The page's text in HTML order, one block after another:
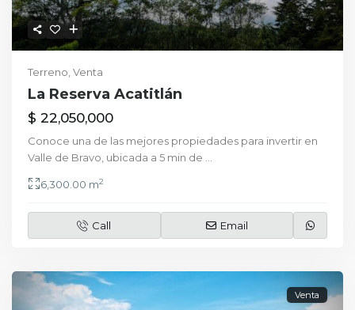
Terreno ,Venta
La Reserva Acatitlán
$ 22,050,000
Conoce una de las mejores propiedades para invertir en
Valle de Bravo, ubicada a 5 min de
6,300.00 m2
Call Email
Venta